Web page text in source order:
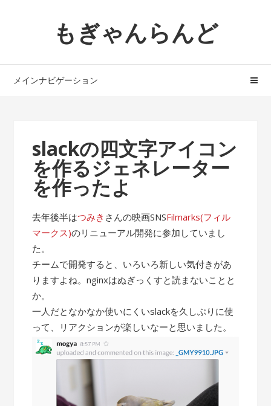
ョ
へ
もぎゃんらんど
メインナビゲーション
slackの四文字アイコン
を作るジェネレーター
を作ったよ
去年後半はつみき さんの映画SNSFilmarks(フィル
マークス)のリニューアル開発に参加していまし
た。
チームで開発すると、いろいろ新しい気付きがあ
りますよね。nginxはぬぎっくすと読まないことと
か。
一人だとなかなか使いにくいslackを久しぶりに使
って、リアクションが楽しいなーと思いました。